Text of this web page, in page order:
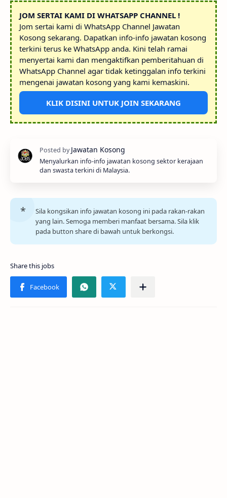
JOM SERTAI KAMI DI WHATSAPP CHANNEL !
Jom sertai kami di WhatsApp Channel Jawatan
Kosong sekarang. Dapatkan info-info jawatan kosong
terkini terus ke WhatsApp anda. Kini telah ramai
menyertai kami dan mengaktifkan pemberitahuan di
WhatsApp Channel agar tidak ketinggalan info terkini
mengenai jawatan kosong yang kami kemaskini.
KLIK DISINI UNTUK JOIN SEKARANG
Menyalurkan info-info jawatan kosong sektor kerajaan
dan swasta terkini di Malaysia.
Sila kongsikan info jawatan kosong ini pada rakan-rakan
yang lain. Semoga memberi manfaat bersama. Sila klik
pada button share di bawah untuk berkongsi.